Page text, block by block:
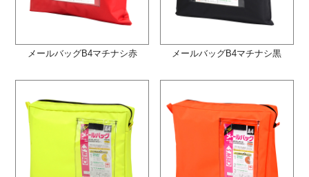
メールバッグB4マチナシ赤 メールバッグB4マチナシ黒